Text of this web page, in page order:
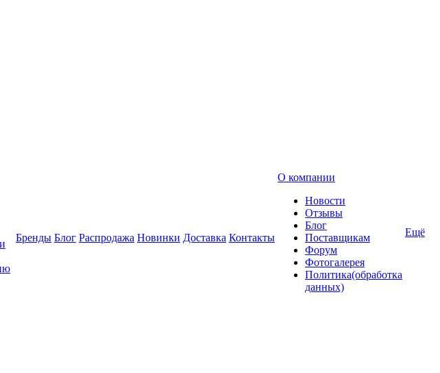
Бренды Блог Распродажа Новинки Доставка Контакты
О компании
Новости
Отзывы
Блог
Поставщикам
Форум
Фотогалерея
Политика(обработка
данных)
Ещё